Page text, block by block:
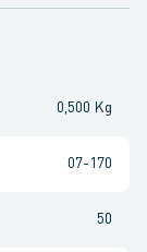
0,500 Kg
07-170
50